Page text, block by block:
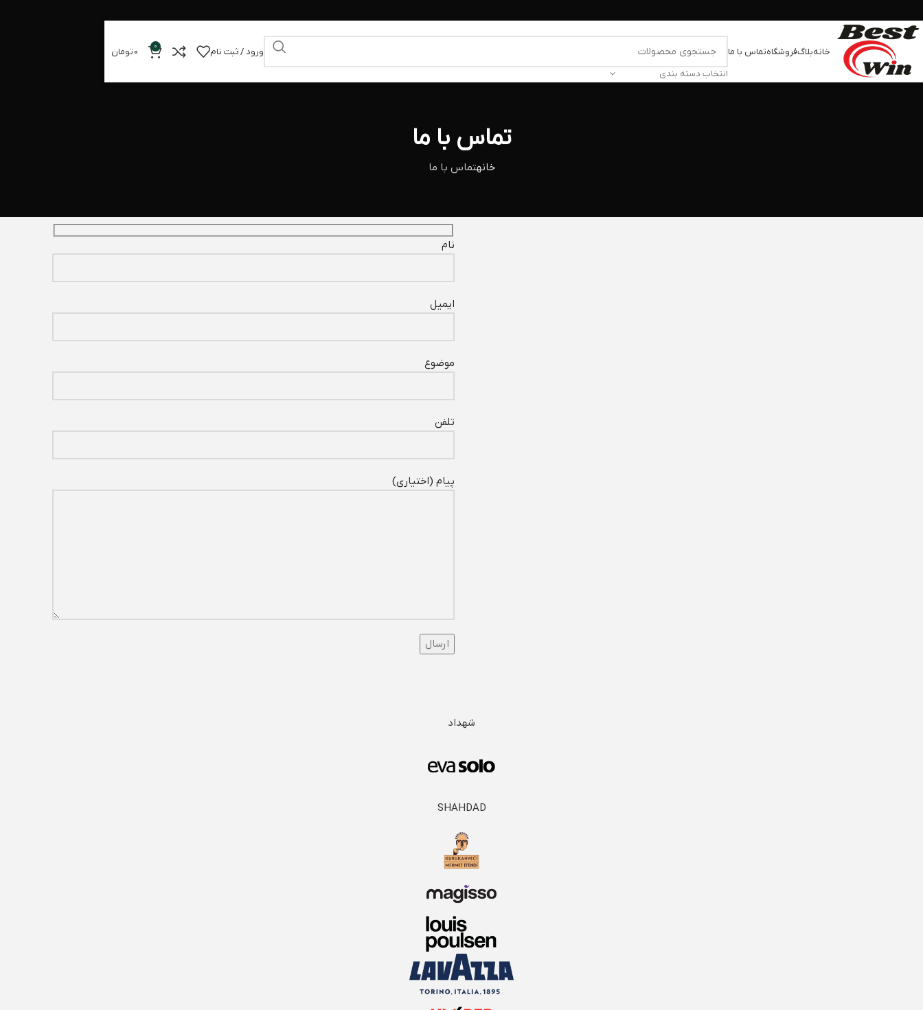
خانهبلاگفروشگاهتماس با ما
انتخاب دسته بندی
ورود / ثبت نام 0
0تومان
تماس با ما
خانهتماس با ما
نام
ایمیل
موضوع
تلفن
پیام (اختیاری)
شهداد
SHAHDAD